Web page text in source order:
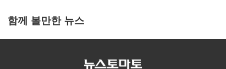
함께 볼만한 뉴스